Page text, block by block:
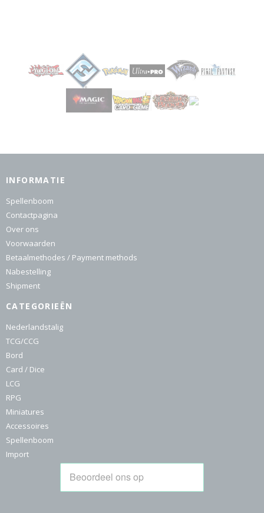
INFORMATIE
Spellenboom
Contactpagina
Over ons
Voorwaarden
Betaalmethodes / Payment methods
Nabestelling
Shipment
CATEGORIEËN
Nederlandstalig
TCG/CCG
Bord
Card / Dice
LCG
RPG
Miniatures
Accessoires
Spellenboom
Import